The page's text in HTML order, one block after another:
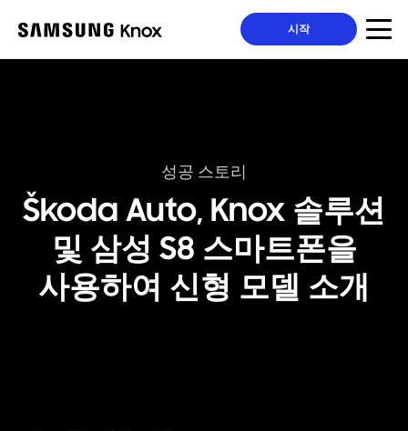
시작
성공 스토리
Škoda Auto, Knox 솔루션
및 삼성 S8 스마트폰을
사용하여 신형 모델 소개